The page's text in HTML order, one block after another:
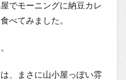
でモーニングに納豆カレ
べてみました。
、まさに山小屋っぽい雰